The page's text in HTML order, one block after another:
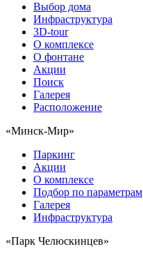
Выбор дома
Инфраструктура
3D-tour
О комплексе
О фонтане
Акции
Поиск
Галерея
Расположение
«Минск-Мир»
Паркинг
Акции
О комплексе
Подбор по параметрам
Галерея
Инфраструктура
«Парк Челюскинцев»